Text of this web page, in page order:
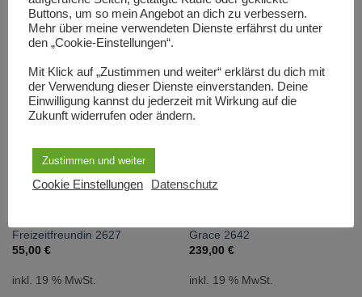
verstellbarer Trägergurt
Magnetverschluss
Weite 23 cm, Höhe 17 cm Tiefe 10 cm
ÄHNLICHE PRODUKTE
Freizeitfreundin 2627
55,00 €
inkl. 19 % MwSt.
Grace 2642
239,00 €
inkl. 19 % MwSt.
Buttons, um so mein Angebot an dich zu verbessern.
Mehr über meine verwendeten Dienste erfährst du unter
den „Cookie-Einstellungen“.
Mit Klick auf „Zustimmen und weiter“ erklärst du dich mit
der Verwendung dieser Dienste einverstanden. Deine
Einwilligung kannst du jederzeit mit Wirkung auf die
Zukunft widerrufen oder ändern.
Zustimmen und weiter
Cookie Einstellungen Datenschutz